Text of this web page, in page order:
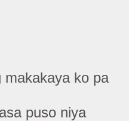
makakaya ko pa
puso niya